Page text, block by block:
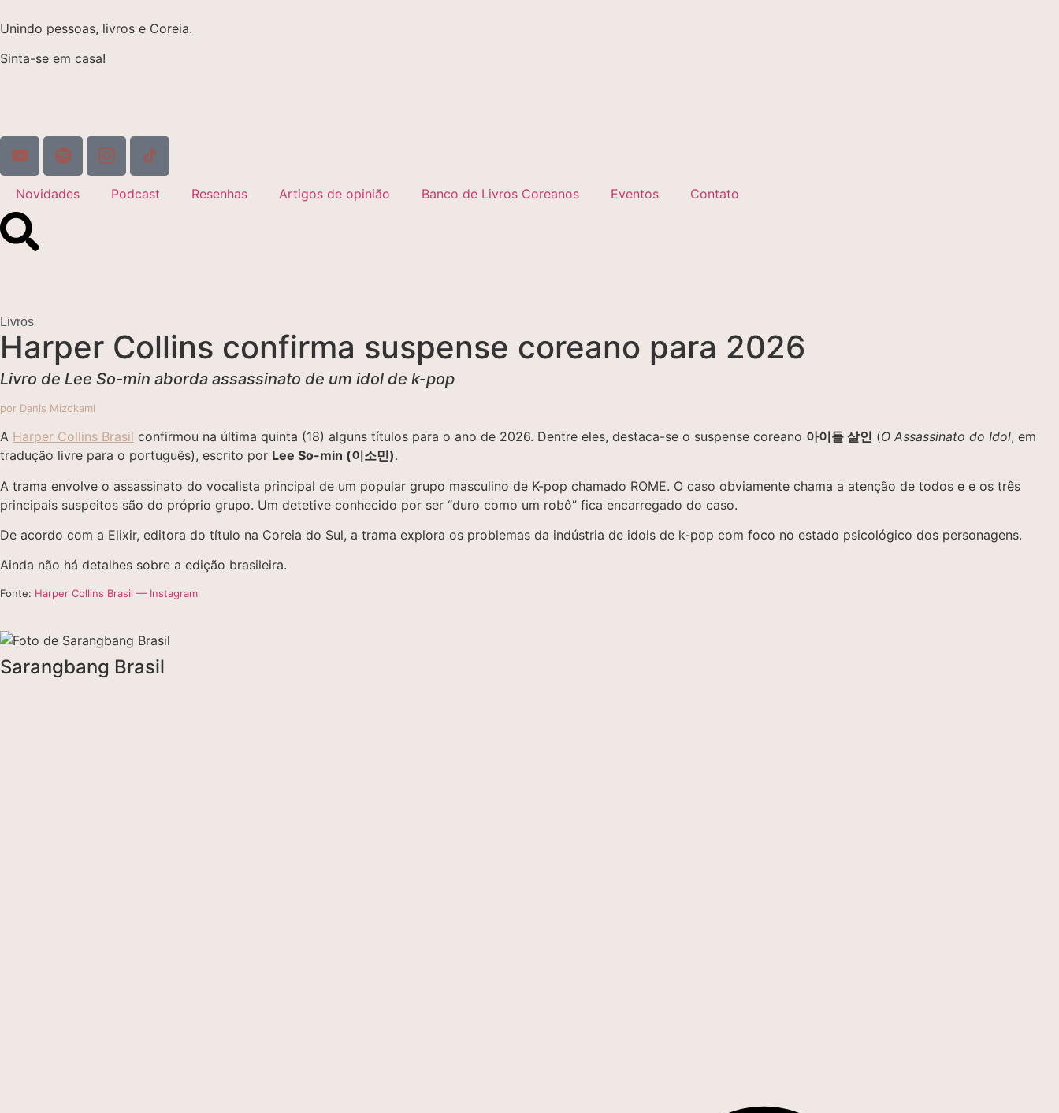
Unindo pessoas, livros e Coreia.
Sinta-se em casa!
Novidades Podcast Resenhas Artigos de opinião Banco de Livros Coreanos Eventos Contato
Livros
Harper Collins confirma suspense coreano para 2026
Livro de Lee So-min aborda assassinato de um idol de k-pop
por Danis Mizokami
A Harper Collins Brasil confirmou na última quinta (18) alguns títulos para o ano de 2026. Dentre eles, destaca-se o suspense coreano 아이돌 살인 (O Assassinato do Idol, em
tradução livre para o português), escrito por Lee So-min (이소민).
A trama envolve o assassinato do vocalista principal de um popular grupo masculino de K-pop chamado ROME. O caso obviamente chama a atenção de todos e e os três
principais suspeitos são do próprio grupo. Um detetive conhecido por ser “duro como um robô” fica encarregado do caso.
De acordo com a Elixir, editora do título na Coreia do Sul, a trama explora os problemas da indústria de idols de k-pop com foco no estado psicológico dos personagens.
Ainda não há detalhes sobre a edição brasileira.
Fonte: Harper Collins Brasil — Instagram
Sarangbang Brasil